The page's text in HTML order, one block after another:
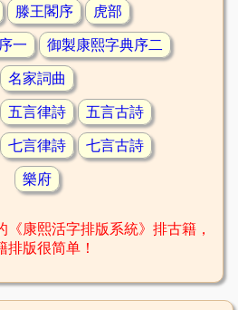
滕王閣序 虎部
一 御製康熙字典序二
名家詞曲
五言律詩 五言古詩
七言律詩 七言古詩
樂府
《康熙活字排版系統》排古籍，
排版很简单！